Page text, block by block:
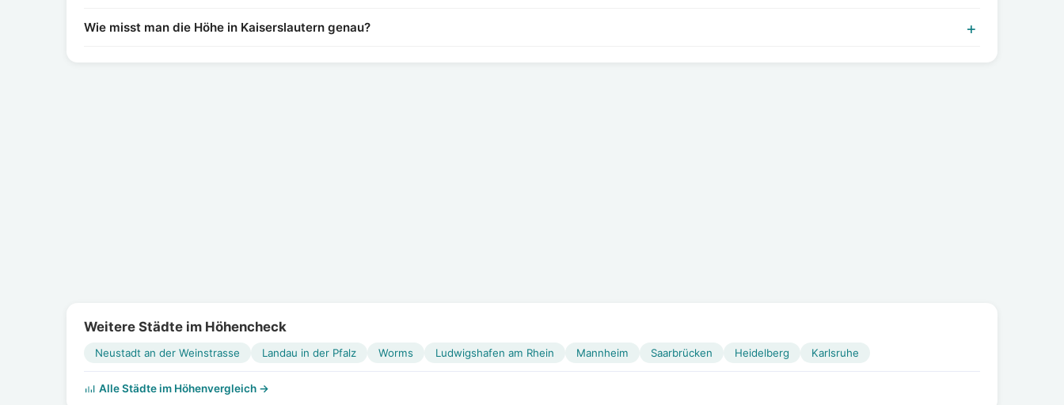
Wie misst man die Höhe in Kaiserslautern genau?
Weitere Städte im Höhencheck
Neustadt an der Weinstrasse Landau in der Pfalz Worms Ludwigshafen am Rhein Mannheim Saarbrücken Heidelberg Karlsruhe
Alle Städte im Höhenvergleich →